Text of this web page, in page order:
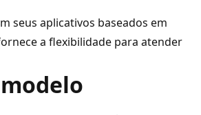
seus aplicativos baseados em
a flexibilidade para atender